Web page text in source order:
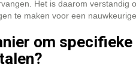
Het is daarom verstandig
te maken voor een
om